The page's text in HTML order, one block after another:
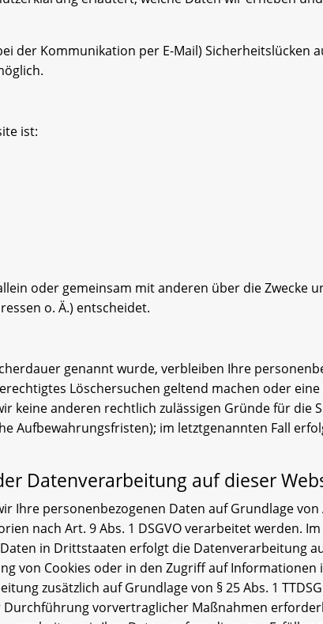
der Kommunikation per E-Mail) Sicherheitslücken
ist:
oder gemeinsam mit anderen über die Zwecke
o. Ä.) entscheidet.
genannt wurde, verbleiben Ihre
Löschersuchen geltend machen oder
keine anderen rechtlich zulässigen Gründe für die
Aufbewahrungsfristen); im letztgenannten Fall
Datenverarbeitung auf dieser
personenbezogenen Daten auf Grundlage von
nach Art. 9 Abs. 1 DSGVO verarbeitet werden.
in Drittstaaten erfolgt die Datenverarbeitung
von Cookies oder in den Zugriff auf Informationen
zusätzlich auf Grundlage von § 25 Abs. 1
vorvertraglicher Maßnahmen